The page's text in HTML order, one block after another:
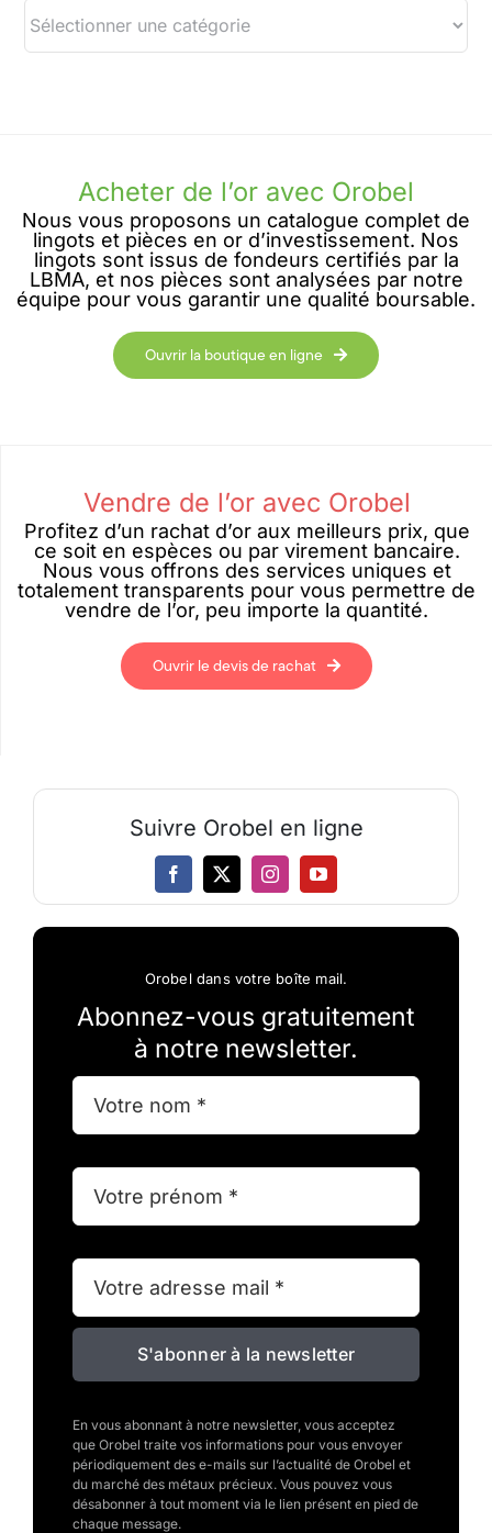
Acheter de l’or avec Orobel
Nous vous proposons un catalogue complet de
lingots et pièces en or d’investissement. Nos
lingots sont issus de fondeurs certifiés par la
LBMA, et nos pièces sont analysées par notre
équipe pour vous garantir une qualité boursable.
Ouvrir la boutique en ligne
Vendre de l’or avec Orobel
Profitez d’un rachat d’or aux meilleurs prix, que
ce soit en espèces ou par virement bancaire.
Nous vous offrons des services uniques et
totalement transparents pour vous permettre de
vendre de l’or, peu importe la quantité.
Ouvrir le devis de rachat
Suivre Orobel en ligne
Orobel dans votre boîte mail.
Abonnez-vous gratuitement
à notre newsletter.
S'abonner à la newsletter
En vous abonnant à notre newsletter, vous acceptez
que Orobel traite vos informations pour vous envoyer
périodiquement des e-mails sur l’actualité de Orobel et
du marché des métaux précieux. Vous pouvez vous
désabonner à tout moment via le lien présent en pied de
chaque message.